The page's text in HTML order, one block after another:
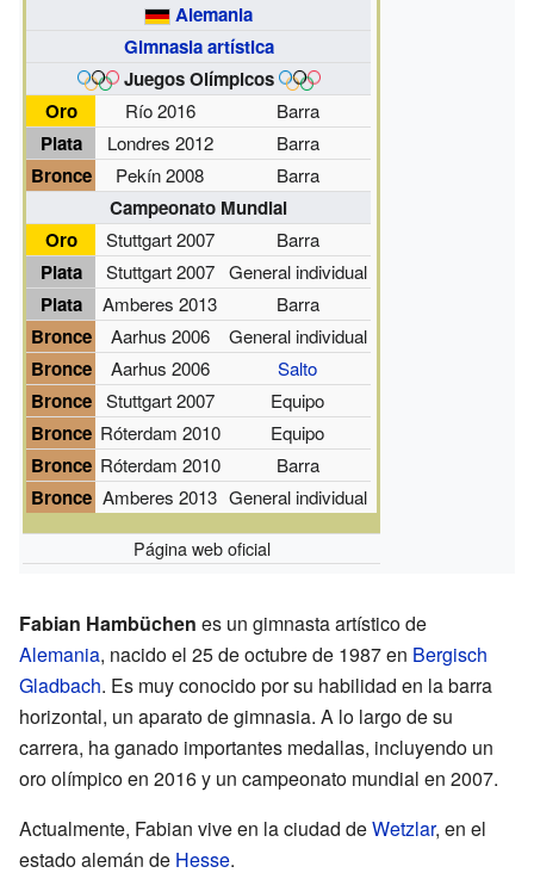
Alemania
Gimnasia artística
Juegos Olímpicos
Oro
Río 2016 Barra
Plata Londres 2012 Barra
Bronce Pekín 2008 Barra
Campeonato Mundial
Oro
Stuttgart 2007 Barra
Plata Stuttgart 2007 General individual
Plata Amberes 2013 Barra
Bronce Aarhus 2006 General individual
Bronce Aarhus 2006 Salto
Bronce Stuttgart 2007 Equipo
Bronce Róterdam 2010 Equipo
Bronce Róterdam 2010 Barra
Bronce Amberes 2013 General individual
Página web oficial
Fabian Hambüchen es un gimnasta artístico de
Alemania, nacido el 25 de octubre de 1987 en Bergisch
Gladbach. Es muy conocido por su habilidad en la barra
horizontal, un aparato de gimnasia. A lo largo de su
carrera, ha ganado importantes medallas, incluyendo un
oro olímpico en 2016 y un campeonato mundial en 2007.
Actualmente, Fabian vive en la ciudad deWetzlar, en el
estado alemán de Hesse.